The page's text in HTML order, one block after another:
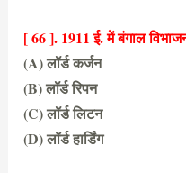
[ 66 ]. 1911 ई. में बंगाल
(A) लॉर्ड कर्जन
(B) लॉर्ड रिपन
(C) लॉर्ड लिटन
(D) लॉर्ड हार्डिंग